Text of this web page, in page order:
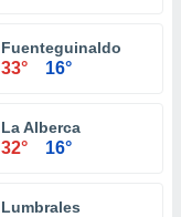
Fuenteguinaldo
33° 16°
La Alberca
32° 16°
Lumbrales